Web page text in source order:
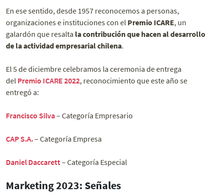
En ese sentido, desde 1957 reconocemos a personas,
organizaciones e instituciones con el Premio ICARE, un
galardón que resalta la contribución que hacen al desarrollo
de la actividad empresarial chilena.
El 5 de diciembre celebramos la ceremonia de entrega
del Premio ICARE 2022, reconocimiento que este año se
entregó a:
Francisco Silva– Categoría Empresario
CAP S.A.– Categoría Empresa
Daniel Daccarett– Categoría Especial
Marketing 2023: Señales